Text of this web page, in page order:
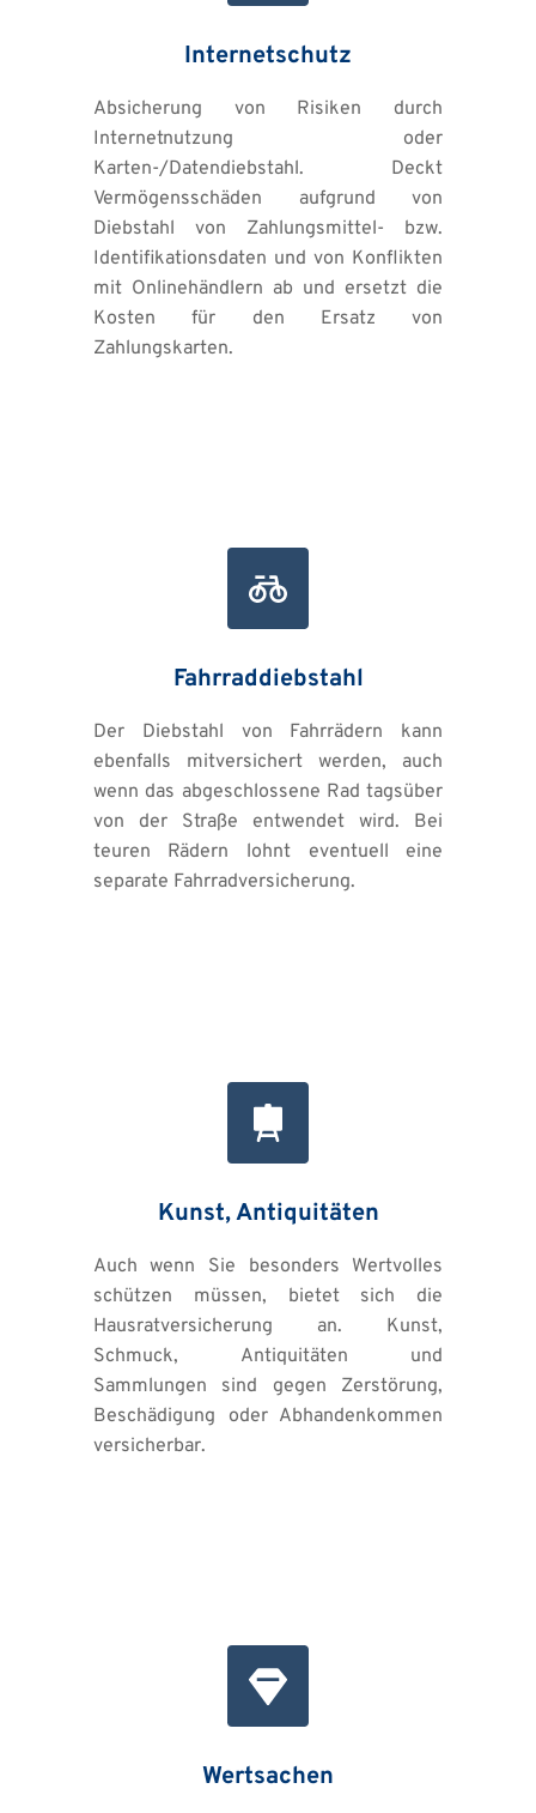
Internetschutz
Absicherung von Risiken durch
Internetnutzung oder
Karten-/Datendiebstahl. Deckt
Vermögensschäden aufgrund von
Diebstahl von Zahlungsmittel- bzw.
Identifikationsdaten und von Konflikten
mit Onlinehändlern ab und ersetzt die
Kosten für den Ersatz von
Zahlungskarten.
Fahrraddiebstahl
Der Diebstahl von Fahrrädern kann
ebenfalls mitversichert werden, auch
wenn das abgeschlossene Rad tagsüber
von der Straße entwendet wird. Bei
teuren Rädern lohnt eventuell eine
separate Fahrradversicherung.
Kunst, Antiquitäten
Auch wenn Sie besonders Wertvolles
schützen müssen, bietet sich die
Hausratversicherung an. Kunst,
Schmuck, Antiquitäten und
Sammlungen sind gegen Zerstörung,
Beschädigung oder Abhandenkommen
versicherbar.
Wertsachen